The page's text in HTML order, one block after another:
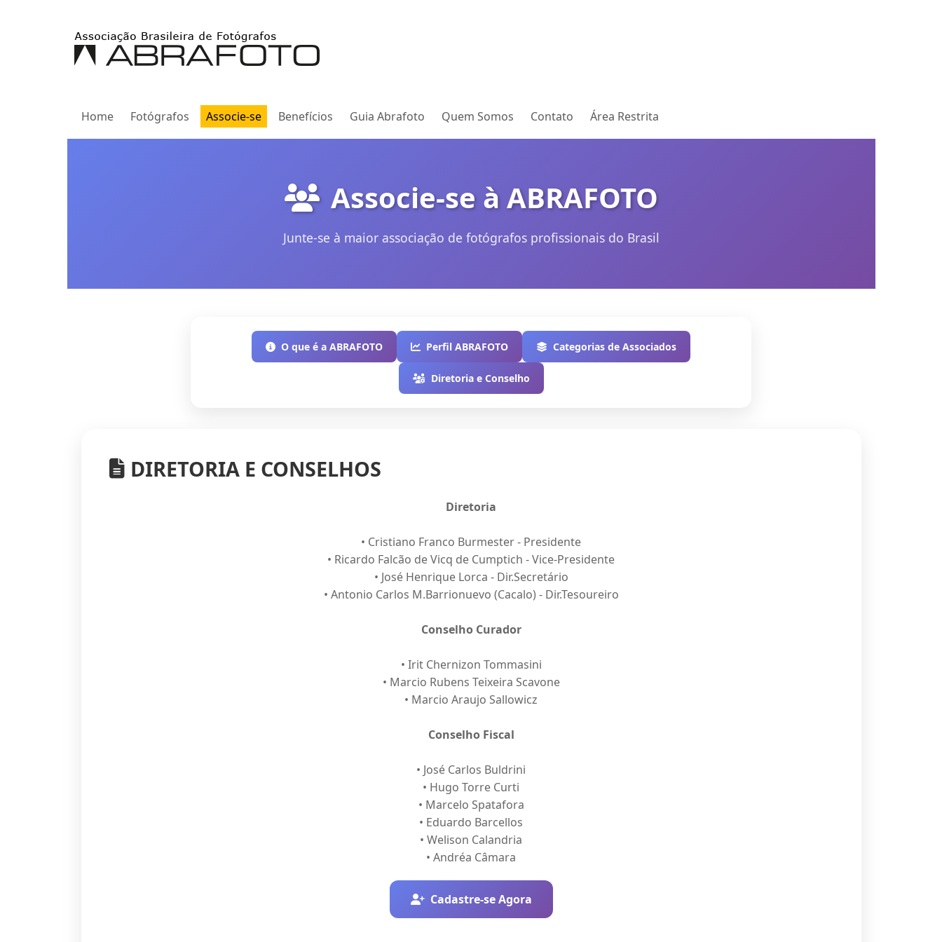
Home Fotógrafos Associe-se Benefícios Guia Abrafoto Quem Somos Contato Área Restrita
Associe-se à ABRAFOTO
Junte-se à maior associação de fotógrafos profissionais do Brasil
O que é a ABRAFOTO Perfil ABRAFOTO Categorias de Associados
Diretoria e Conselho
DIRETORIA E CONSELHOS
Diretoria
• Cristiano Franco Burmester - Presidente
• Ricardo Falcão de Vicq de Cumptich - Vice-Presidente
• José Henrique Lorca - Dir.Secretário
• Antonio Carlos M.Barrionuevo (Cacalo) - Dir.Tesoureiro
Conselho Curador
• Irit Chernizon Tommasini
• Marcio Rubens Teixeira Scavone
• Marcio Araujo Sallowicz
Conselho Fiscal
• José Carlos Buldrini
• Hugo Torre Curti
• Marcelo Spatafora
• Eduardo Barcellos
• Welison Calandria
• Andréa Câmara
Cadastre-se Agora